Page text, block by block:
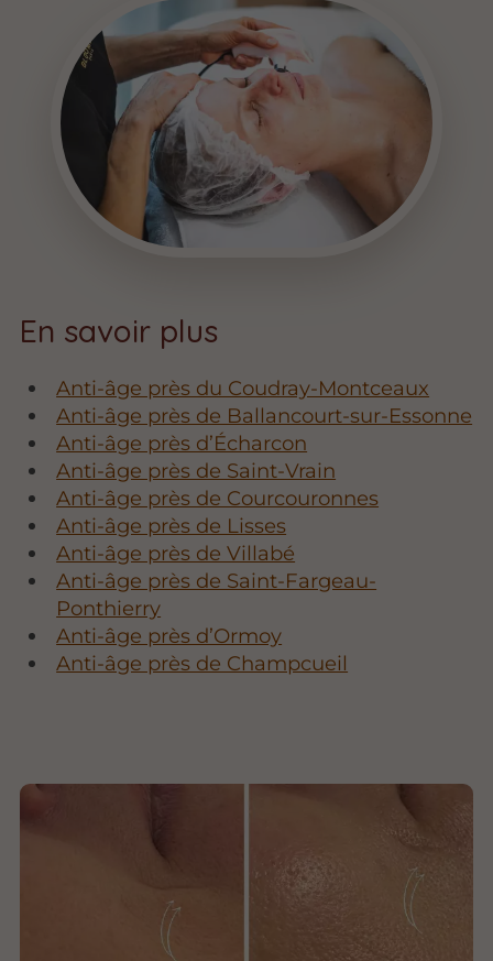
En savoir plus
Anti-âge près du Coudray-Montceaux
Anti-âge près de Ballancourt-sur-Essonne
Anti-âge près d’Écharcon
Anti-âge près de Saint-Vrain
Anti-âge près de Courcouronnes
Anti-âge près de Lisses
Anti-âge près de Villabé
Anti-âge près de Saint-Fargeau-
Ponthierry
Anti-âge près d’Ormoy
Anti-âge près de Champcueil